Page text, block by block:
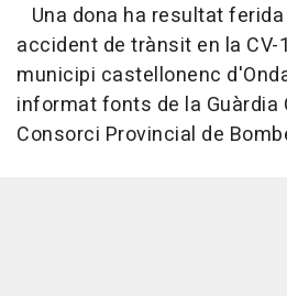
Una dona ha resultat
accident de trànsit en la CV-
municipi castellonenc
informat fonts de la Guàrdia
Consorci Provincial de